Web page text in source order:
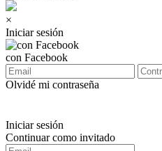
×
Iniciar sesión
con Facebook
Olvidé mi contraseña
Iniciar sesión
Continuar como invitado